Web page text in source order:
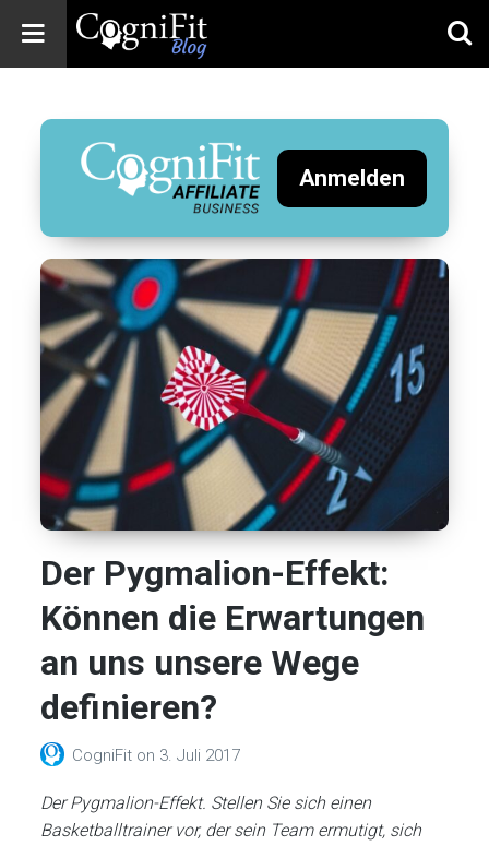
Blog: Brain
Health
News
Brain Training,
Mental Health, and
Wellness
Anmelden
Der Pygmalion-Effekt:
Können die Erwartungen
an uns unsere Wege
definieren?
CogniFit on 3. Juli 2017
Der Pygmalion-Effekt. Stellen Sie sich einen
Basketballtrainer vor, der sein Team ermutigt, sich